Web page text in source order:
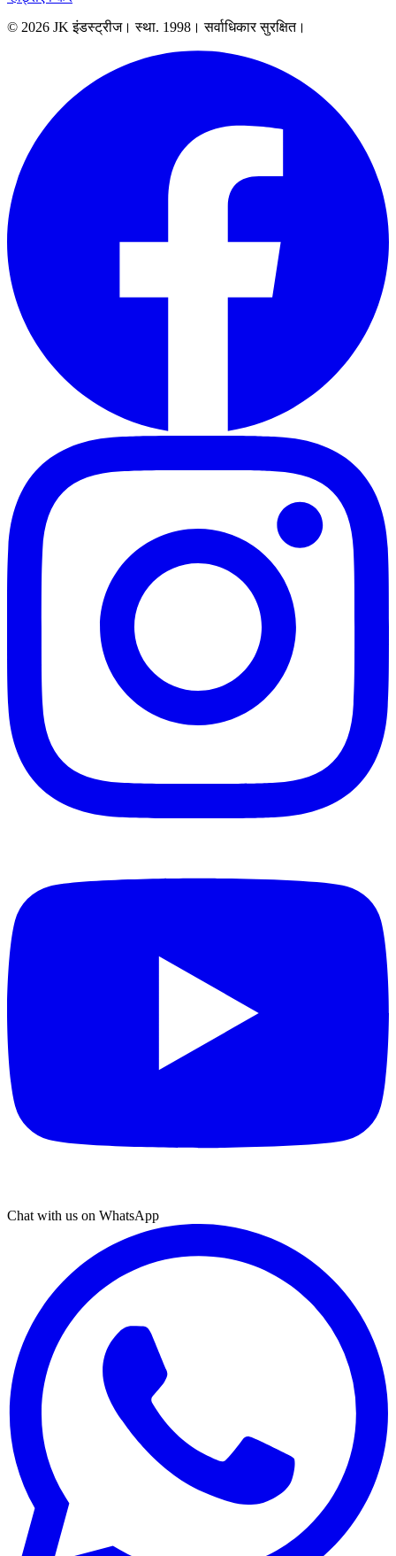
© 2026 JK इंडस्ट्रीज। स्था. 1998। सर्वाधिकार सुरक्षित।
Chat with us on WhatsApp